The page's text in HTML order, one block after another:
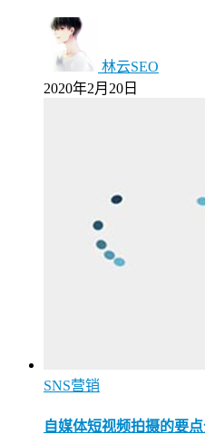
林云SEO
2020年2月20日
SNS营销
自媒体短视频拍摄的要